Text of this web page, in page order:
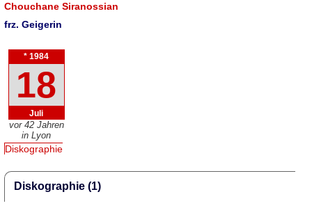
Chouchane Siranossian
frz. Geigerin
* 1984
18
Juli
vor 42 Jahren
in Lyon
Diskographie
Diskographie (1)